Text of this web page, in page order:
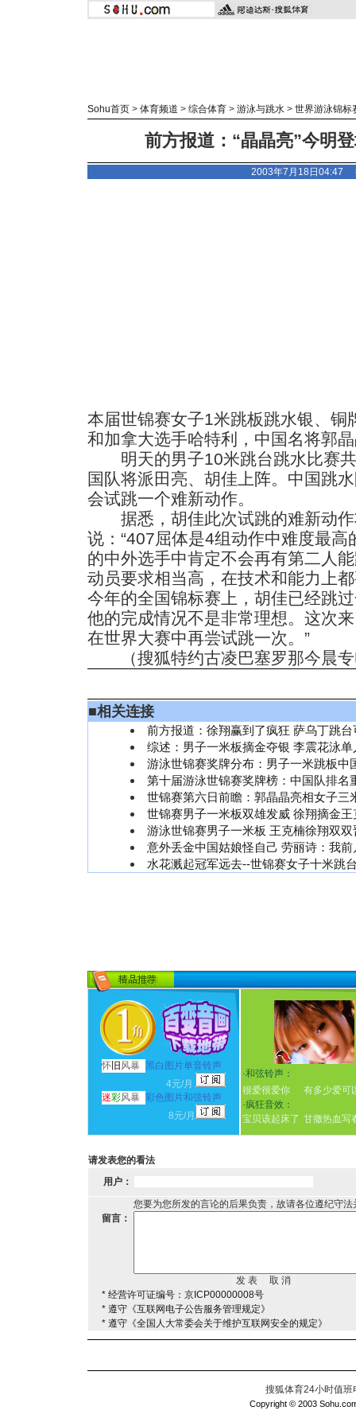
Sohu首页 > 体育频道 > 综合体育 > 游泳与跳水 > 世界游泳锦标
前方报道：“晶晶亮”今明
2003年7月18日04:47
本届世锦赛女子1米跳板跳水银、铜
和加拿大选手哈特利，中国名将郭
明天的男子10米跳台跳水比赛共
国队将派田亮、胡佳上阵。中国跳
会试跳一个难新动作。
据悉，胡佳此次试跳的难新动作
说：“407屈体是4组动作中难度最
的中外选手中肯定不会再有第二人
动员要求相当高，在技术和能力上
今年的全国锦标赛上，胡佳已经跳
他的完成情况不是非常理想。这次
在世界大赛中再尝试跳一次。”
（搜狐特约古凌巴塞罗那今晨专
■相关连接
前方报道：徐翔赢到了疯狂 萨乌丁跳
综述：男子一米板摘金夺银 李震花泳
游泳世锦赛奖牌分布：男子一米跳板中
第十届游泳世锦赛奖牌榜：中国队排名
世锦赛第六日前瞻：郭晶晶亮相女子三
世锦赛男子一米板双雄发威 徐翔摘金
游泳世锦赛男子一米板 王克楠徐翔双
意外丢金中国姑娘怪自己 劳丽诗：我
水花溅起冠军远去--世锦赛女子十米跳
怀 旧 风暴
黑白图片单音铃声
4元/月
迷彩风暴 彩色图片和弦铃声
8元/月
·和弦铃声：
很爱很爱你
有多少爱可
·疯狂音效：
宝贝该起床了 甘撒热血写
请发表您的看法
用户：
您要为您所发的言论的后果负责，故请各位遵纪守
留言：
* 经营许可证编号：京ICP00000008号
* 遵守《互联网电子公告服务管理规定》
* 遵守《全国人大常委会关于维护互联网安全的规定》
搜狐体育24小时值
Copyright © 2003